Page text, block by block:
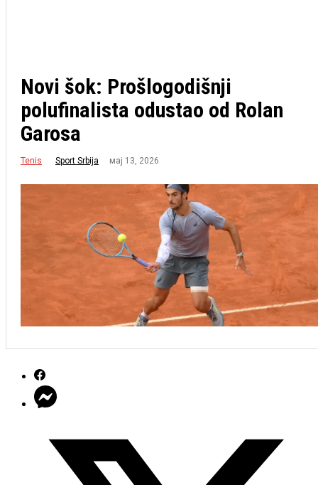
Novi šok: Prošlogodišnji
polufinalista odustao od Rolan
Garosa
Tenis Sport Srbija мај 13, 2026